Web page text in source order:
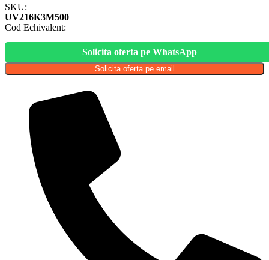
SKU:
UV216K3M500
Cod Echivalent:
Solicita oferta pe WhatsApp
Solicita oferta pe email